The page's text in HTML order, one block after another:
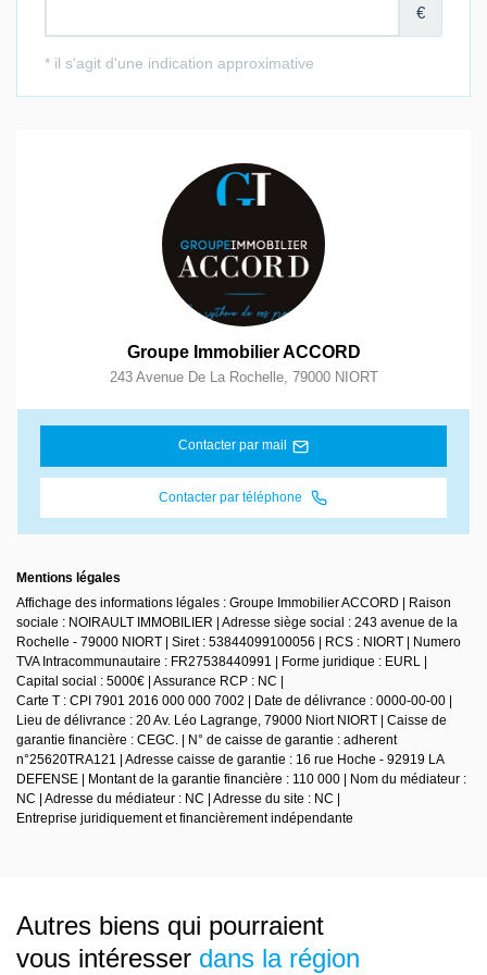
Groupe Immobilier ACCORD
243 Avenue De La Rochelle, 79000 NIORT
Contacter par mail
Contacter par téléphone
Mentions légales
Affichage des informations légales : Groupe Immobilier ACCORD | Raison
sociale : NOIRAULT IMMOBILIER | Adresse siège social : 243 avenue de la
Rochelle - 79000 NIORT | Siret : 53844099100056 | RCS : NIORT | Numero
TVA Intracommunautaire : FR27538440991 | Forme juridique : EURL |
Capital social : 5000€ | Assurance RCP : NC |
Carte T : CPI 7901 2016 000 000 7002 | Date de délivrance : 0000-00-00 |
Lieu de délivrance : 20 Av. Léo Lagrange, 79000 Niort NIORT | Caisse de
garantie financière : CEGC. | N° de caisse de garantie : adherent
n°25620TRA121 | Adresse caisse de garantie : 16 rue Hoche - 92919 LA
DEFENSE | Montant de la garantie financière : 110 000 | Nom du médiateur :
NC | Adresse du médiateur : NC | Adresse du site : NC |
Entreprise juridiquement et financièrement indépendante
Autres biens qui pourraient
vous intéresser dans la région